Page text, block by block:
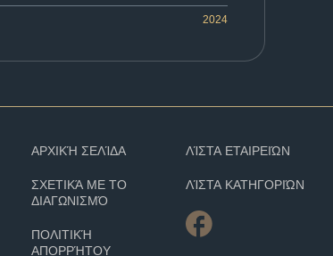
2024
ΑΡΧΙΚΉ ΣΕΛΊΔΑ
ΣΧΕΤΙΚΆ ΜΕ ΤΟ
ΔΙΑΓΩΝΙΣΜΌ
ΠΟΛΙΤΙΚΉ
ΑΠΟΡΡΉΤΟΥ
ΛΊΣΤΑ ΕΤΑΙΡΕΙΏΝ
ΛΊΣΤΑ ΚΑΤΗΓΟΡΙΏΝ